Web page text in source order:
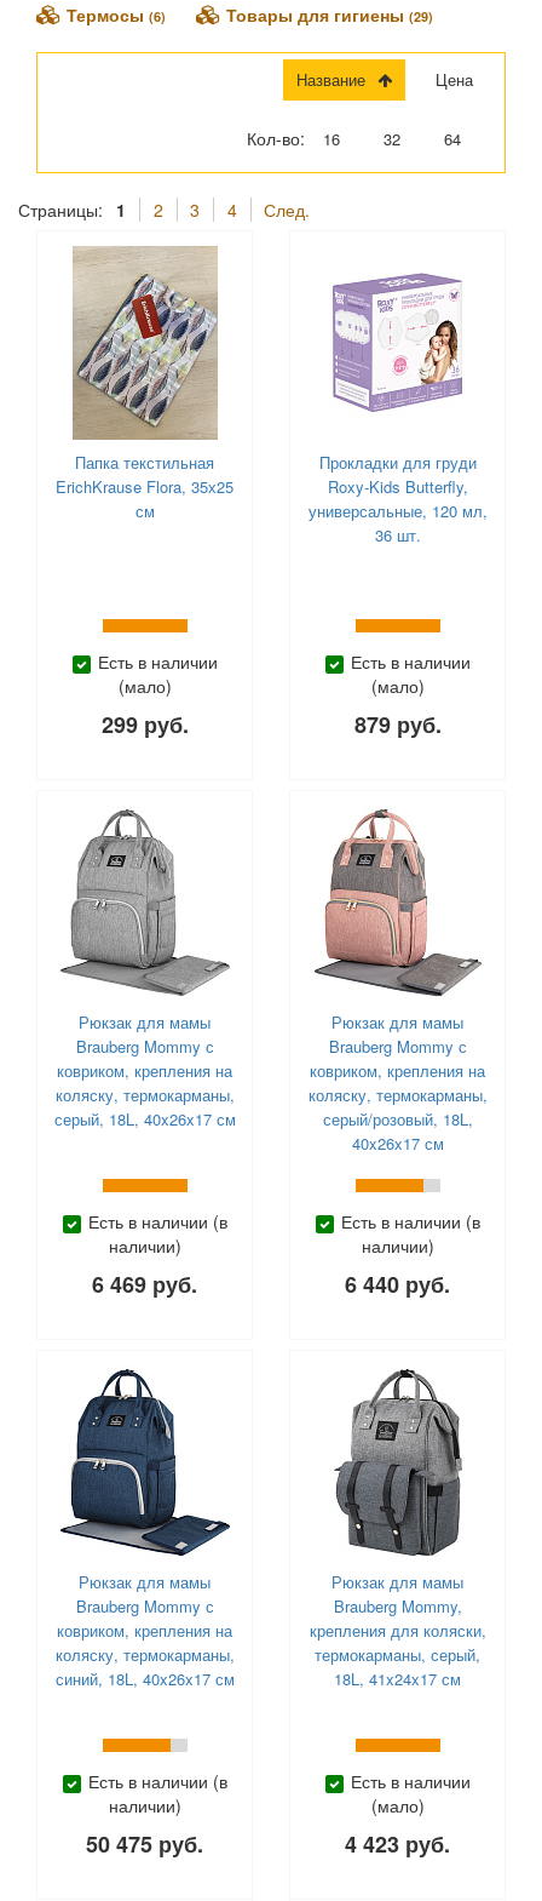
Термосы (6) Товары для гигиены (29)
Название Цена
Кол-во: 16 32 64
Страницы: 1 2 3 4 След.
Папка текстильная
ErichKrause Flora, 35х25
см
Есть в наличии
(мало)
299 руб.
Прокладки для груди
Roxy-Kids Butterfly,
универсальные, 120 мл,
36 шт.
Есть в наличии
(мало)
879 руб.
Рюкзак для мамы
Brauberg Mommy с
ковриком, крепления на
коляску, термокарманы,
серый, 18L, 40x26x17 см
Есть в наличии (в
наличии)
6 469 руб.
Рюкзак для мамы
Brauberg Mommy с
ковриком, крепления на
коляску, термокарманы,
серый/розовый, 18L,
40x26x17 см
Есть в наличии (в
наличии)
6 440 руб.
Рюкзак для мамы
Brauberg Mommy с
ковриком, крепления на
коляску, термокарманы,
синий, 18L, 40x26x17 см
Есть в наличии (в
наличии)
50 475 руб.
Рюкзак для мамы
Brauberg Mommy,
крепления для коляски,
термокарманы, серый,
18L, 41x24x17 см
Есть в наличии
(мало)
4 423 руб.